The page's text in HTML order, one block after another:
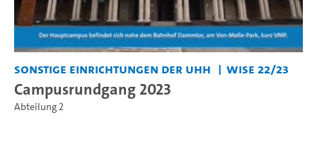
Sonstige Einrichtungen der UHH WiSe 22/23
Campusrundgang 2023
Abteilung 2